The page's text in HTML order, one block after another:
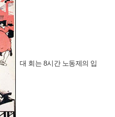
대 회는 8시간 노동제의 입